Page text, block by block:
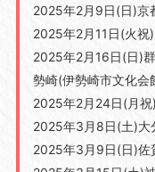
2025年2月9日(日)京
2025年2月11日(火祝
2025年2月16日(日)
勢崎(伊勢崎市文化会
2025年2月24日(月
2025年3月8日(土)大
2025年3月9日(日)佐